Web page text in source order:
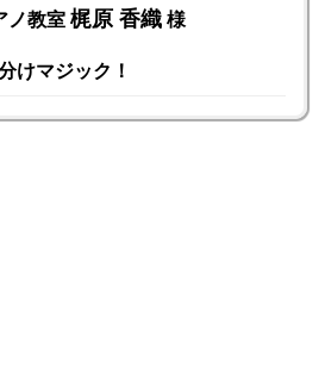
ノ教室梶原 香織様
けマジック！